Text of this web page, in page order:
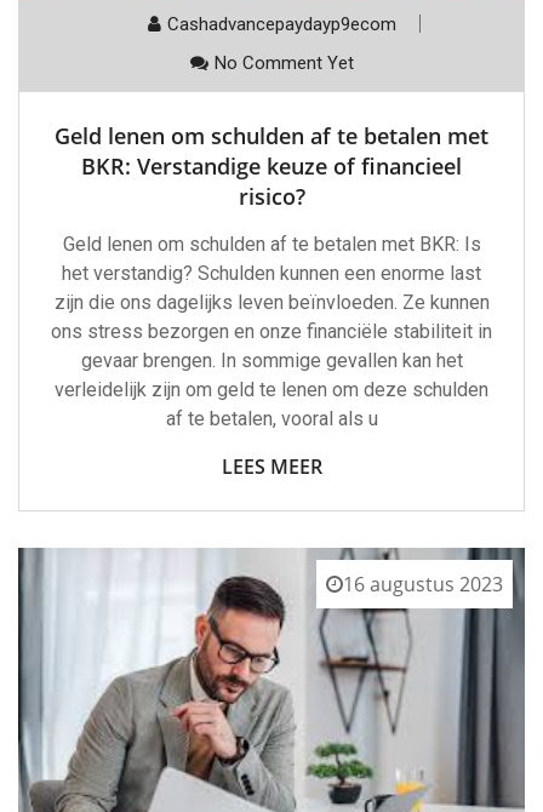
Cashadvancepaydayp9ecom
No Comment Yet
Geld lenen om schulden af te betalen met
BKR: Verstandige keuze of financieel
risico?
Geld lenen om schulden af te betalen met BKR: Is
het verstandig? Schulden kunnen een enorme last
zijn die ons dagelijks leven beïnvloeden. Ze kunnen
ons stress bezorgen en onze financiële stabiliteit in
gevaar brengen. In sommige gevallen kan het
verleidelijk zijn om geld te lenen om deze schulden
af te betalen, vooral als u
LEES MEER
16 augustus 2023